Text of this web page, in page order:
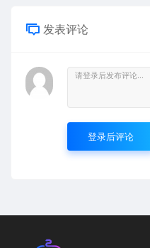
发表评论
登录后评论